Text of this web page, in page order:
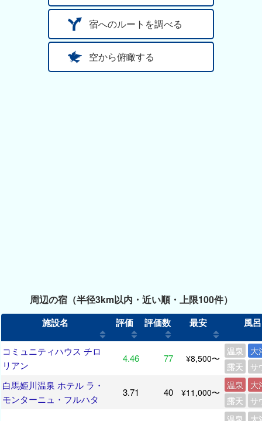
宿へのルートを調べる
空から俯瞰する
周辺の宿（半径3km以内・近い順・上限100件）
施設名 評価 評価数 最安 風呂
コミュニティハウス チロ
リアン
4.46 77 ¥8,500〜
温泉
大
露天
サ
白馬姫川温泉 ホテル ラ・
モンターニュ・フルハタ
3.71 40 ¥11,000〜
温泉
大
露天
サ
温泉 大